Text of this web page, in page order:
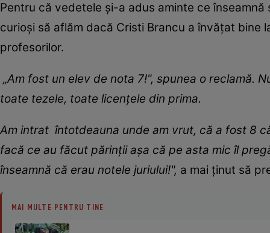
Pentru că vedetele și-a adus aminte ce
curioși să aflăm dacă Cristi Brancu a învățat bine
profesorilor.
„Am fost un elev de nota 7!", spunea o reclamă.
toate tezele, toate licențele din prima.
Am intrat întotdeauna unde am vrut, că a fost 8
facă ce au făcut părinții așa că pe asta mic îl
înseamnă că erau notele juriului!", a mai ținut să
MAI MULTE PENTRU TINE